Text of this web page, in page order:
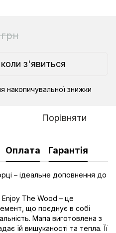
з'явиться
накопичувальної знижки
Порівняти
Оплата Гарантія
– ідеальне доповнення до
Enjoy The Wood – це
що поєднує в собі
Мапа виготовлена з
їй вишуканості та тепла. Її